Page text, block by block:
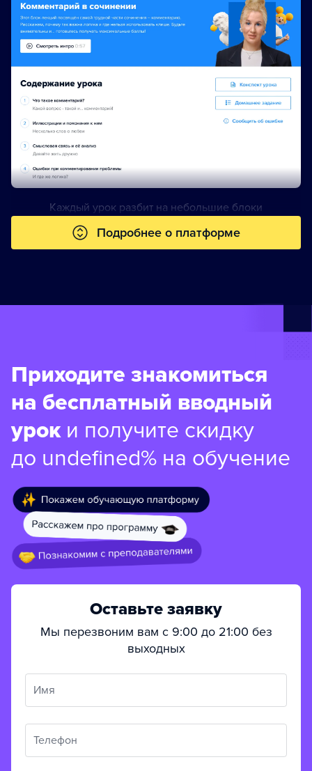
Каждый урок разбит на небольшие блоки
Подробнее о платформе
Приходите знакомиться
на бесплатный вводный
уроки получите скидку
до undefined% на обучение
Оставьте заявку
Мы перезвоним вам с 9:00 до 21:00 без
выходных
Имя
Телефон